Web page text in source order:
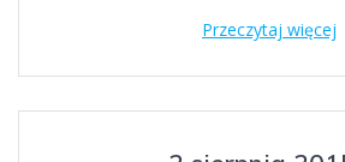
Przeczytaj więcej